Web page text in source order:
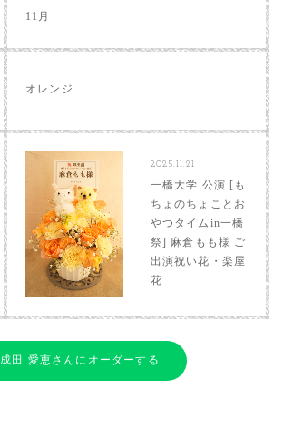
11月
オレンジ
2025.11.21
一橋大学 公演 [も
ちょのちょことお
やつタイムin一橋
祭] 麻倉もも様 ご
出演祝い花・楽屋
花
成田 愛恵さんにオーダーする